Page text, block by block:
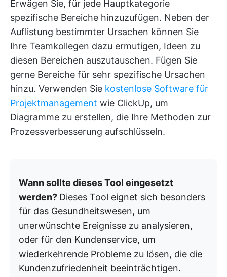
Erwägen Sie, für jede Hauptkategorie
spezifische Bereiche hinzuzufügen. Neben der
Auflistung bestimmter Ursachen können Sie
Ihre Teamkollegen dazu ermutigen, Ideen zu
diesen Bereichen auszutauschen. Fügen Sie
gerne Bereiche für sehr spezifische Ursachen
hinzu. Verwenden Sie kostenlose Software für
Projektmanagement wie ClickUp, um
Diagramme zu erstellen, die Ihre Methoden zur
Prozessverbesserung aufschlüsseln.
Wann sollte dieses Tool eingesetzt
werden? Dieses Tool eignet sich besonders
für das Gesundheitswesen, um
unerwünschte Ereignisse zu analysieren,
oder für den Kundenservice, um
wiederkehrende Probleme zu lösen, die die
Kundenzufriedenheit beeinträchtigen.